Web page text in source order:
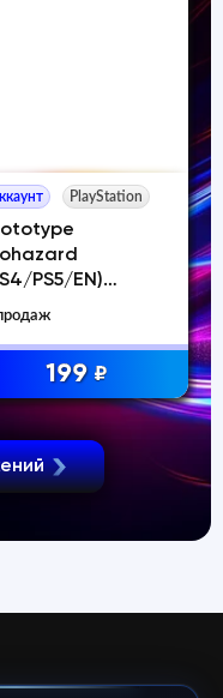
PlayStation
PS5/EN)
от 7 дней)
199 ₽